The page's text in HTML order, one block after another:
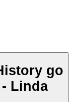
go
Linda